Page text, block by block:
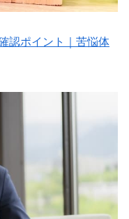
認ポイント｜苦悩体